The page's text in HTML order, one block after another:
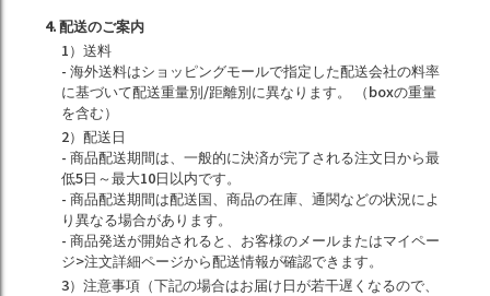
4. 配送のご案内
1）送料
- 海外送料はショッピングモールで指定した配送会社の料率
に基づいて配送重量別/距離別に異なります。 （boxの重量
を含む）
2）配送日
- 商品配送期間は、一般的に決済が完了される注文日から最
低5日～最大10日以内です。
- 商品配送期間は配送国、商品の在庫、通関などの状況によ
り異なる場合があります。
- 商品発送が開始されると、お客様のメールまたはマイペー
ジ>注文詳細ページから配送情報が確認できます。
3）注意事項（下記の場合はお届け日が若干遅くなるので、